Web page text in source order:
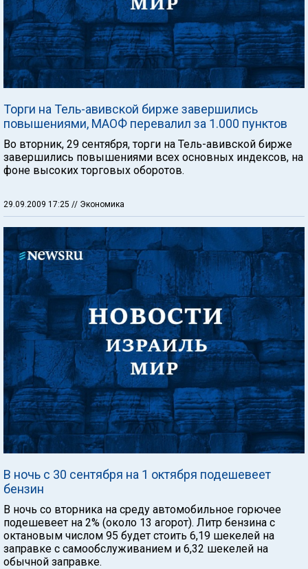
Торги на Тель-авивской бирже завершились
повышениями, МАОФ перевалил за 1.000 пунктов
Во вторник, 29 сентября, торги на Тель-авивской бирже
завершились повышениями всех основных индексов, на
фоне высоких торговых оборотов.
29.09.2009 17:25 // Экономика
В ночь с 30 сентября на 1 октября подешевеет
бензин
В ночь со вторника на среду автомобильное горючее
подешевеет на 2% (около 13 агорот). Литр бензина с
октановым числом 95 будет стоить 6,19 шекелей на
заправке с самообслуживанием и 6,32 шекелей на
обычной заправке.